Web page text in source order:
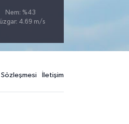
Nem: %43
4.69 m/s
İletişim